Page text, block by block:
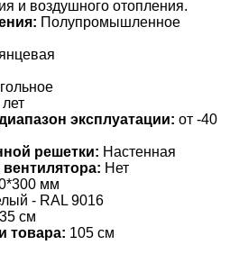
и воздушного отопления.
Полупромышленное
эксплуатации: от -40
решетки: Настенная
Нет
мм
- RAL 9016
35 см
товара: 105 см